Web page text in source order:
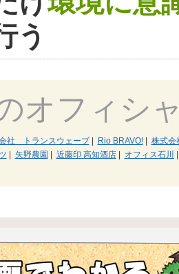
う
オフィシ
社 トランスウェーブ| Rio BRAVO!|
株式会
矢野農園 近藤印 高知酒店| オフィス石川